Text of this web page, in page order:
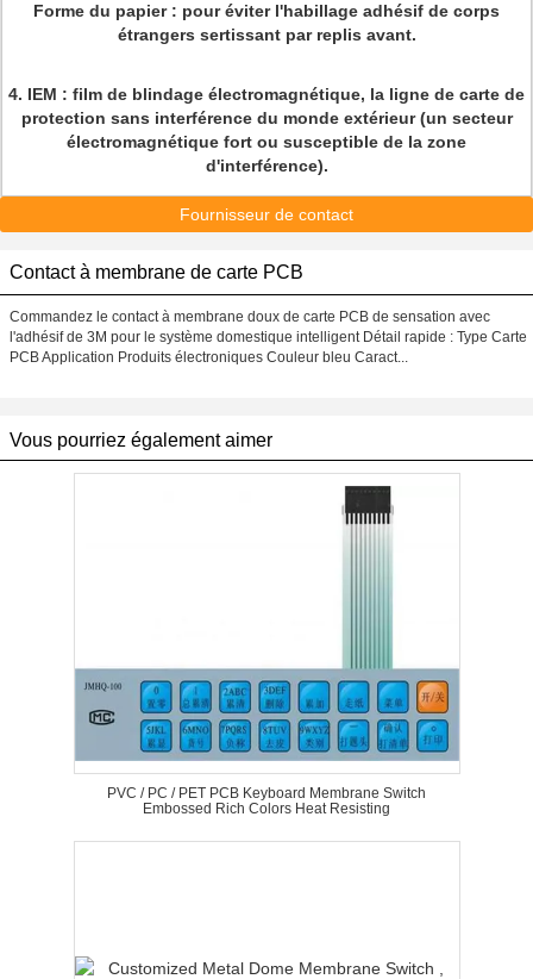
Forme du papier : pour éviter l'habillage adhésif de corps
étrangers sertissant par replis avant.
4. IEM : film de blindage électromagnétique, la ligne de carte de
protection sans interférence du monde extérieur (un secteur
électromagnétique fort ou susceptible de la zone
d'interférence).
Fournisseur de contact
Contact à membrane de carte PCB
Commandez le contact à membrane doux de carte PCB de sensation avec
l'adhésif de 3M pour le système domestique intelligent Détail rapide : Type Carte
PCB Application Produits électroniques Couleur bleu Caract...
Vous pourriez également aimer
PVC / PC / PET PCB Keyboard Membrane Switch
Embossed Rich Colors Heat Resisting